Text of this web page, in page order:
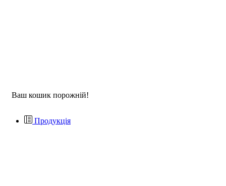
Ваш кошик порожній!
Продукція